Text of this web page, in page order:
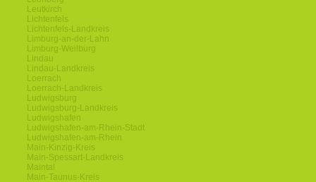
Leutkirch
Lichtenfels
Lichtenfels-Landkreis
Limburg-an-der-Lahn
Limburg-Weilburg
Lindau
Lindau-Landkreis
Loerrach
Loerrach-Landkreis
Ludwigsburg
Ludwigsburg-Landkreis
Ludwigshafen
Ludwigshafen-am-Rhein-Stadt
Ludwigshafen-am-Rhein
Main-Kinzig-Kreis
Main-Spessart-Landkreis
Maintal
Main-Taunus-Kreis